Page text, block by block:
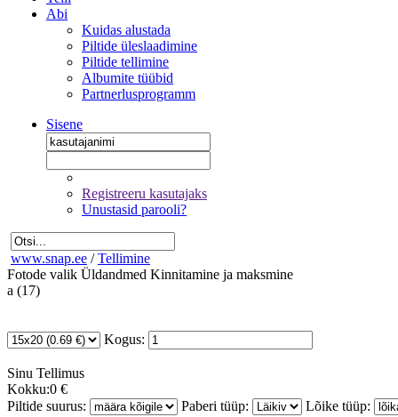
Abi
Kuidas alustada
Piltide üleslaadimine
Piltide tellimine
Albumite tüübid
Partnerlusprogramm
Sisene
Registreeru kasutajaks
Unustasid parooli?
www.snap.ee / Tellimine
Fotode valik Üldandmed Kinnitamine ja maksmine
a (17)
Kogus:
Sinu Tellimus
Kokku:0 €
Piltide suurus:
Paberi tüüp:
Lõike tüüp: